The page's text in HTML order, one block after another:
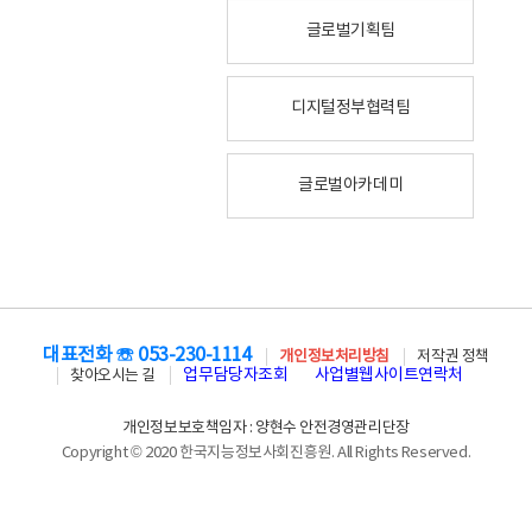
글로벌기획팀
디지털정부협력팀
글로벌아카데미
대표전화 ☏ 053-230-1114 개인정보처리방침
저작권 정책
찾아오시는 길
업무담당자조회 사업별웹사이트연락처
개인정보보호책임자 : 양현수 안전경영관리단장
Copyright © 2020 한국지능정보사회진흥원. All Rights Reserved.